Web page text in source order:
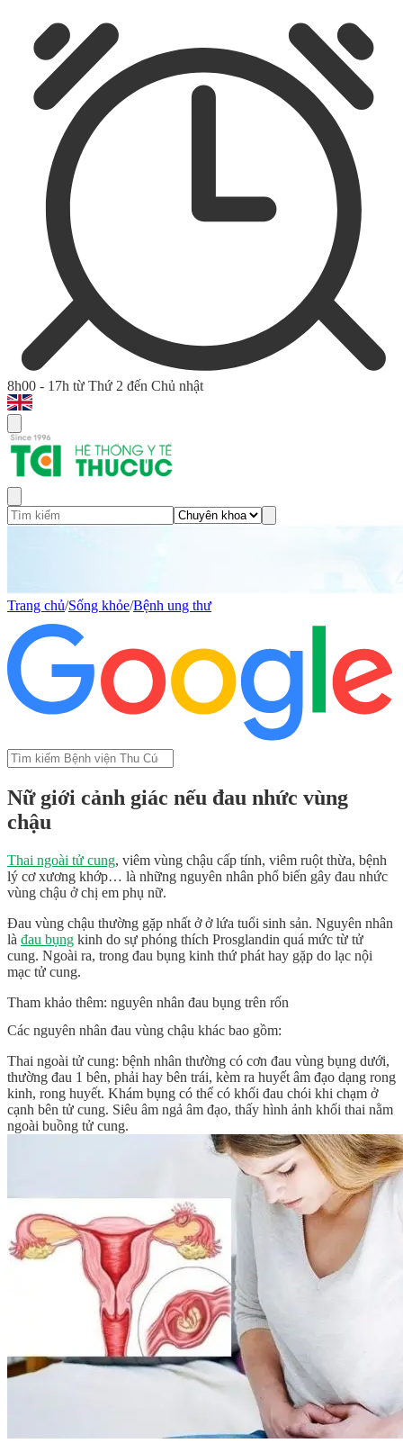
8h00 - 17h từ Thứ 2 đến Chủ nhật
Trang chủ/Sống khỏe/Bệnh ung thư
Nữ giới cảnh giác nếu đau nhức vùng
chậu
Thai ngoài tử cung, viêm vùng chậu cấp tính, viêm ruột thừa, bệnh
lý cơ xương khớp… là những nguyên nhân phổ biến gây đau nhức
vùng chậu ở chị em phụ nữ.
Đau vùng chậu thường gặp nhất ở ở lứa tuổi sinh sản. Nguyên nhân
là đau bụng kinh do sự phóng thích Prosglandin quá mức từ tử
cung. Ngoài ra, trong đau bụng kinh thứ phát hay gặp do lạc nội
mạc tử cung.
Tham khảo thêm: nguyên nhân đau bụng trên rốn
Các nguyên nhân đau vùng chậu khác bao gồm:
Thai ngoài tử cung: bệnh nhân thường có cơn đau vùng bụng dưới,
thường đau 1 bên, phải hay bên trái, kèm ra huyết âm đạo dạng rong
kinh, rong huyết. Khám bụng có thể có khối đau chói khi chạm ở
cạnh bên tử cung. Siêu âm ngả âm đạo, thấy hình ảnh khối thai nằm
ngoài buồng tử cung.